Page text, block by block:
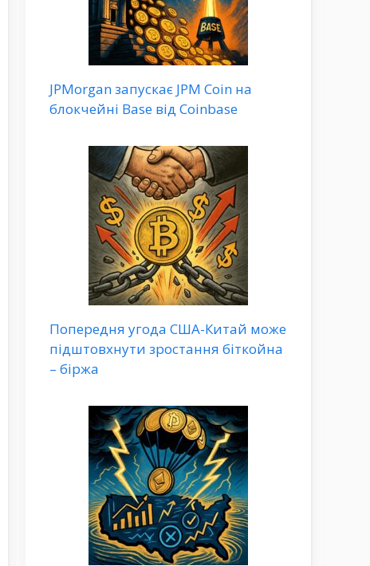
JPMorgan запускає JPM Coin на
блокчейні Base від Coinbase
Попередня угода США-Китай може
підштовхнути зростання біткойна
– біржа